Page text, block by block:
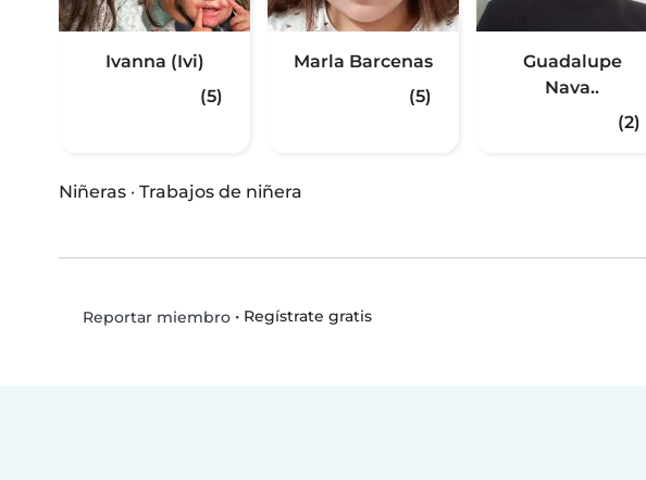
Ivanna (Ivi)
(5)
Marla Barcenas
(5)
Guadalupe
Nava..
(2)
Niñeras · Trabajos de niñera
Reportar miembro• Regístrate gratis